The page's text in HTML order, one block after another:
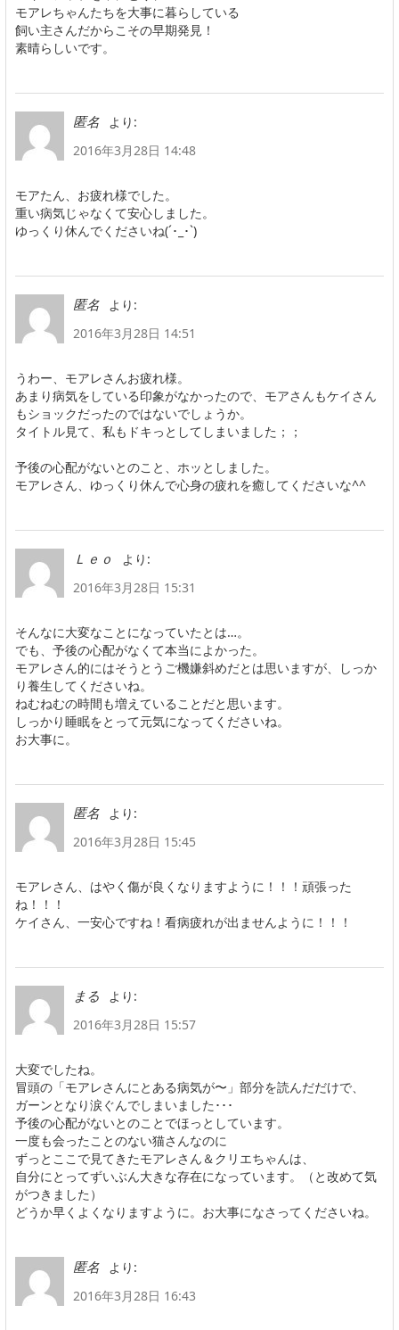
モアレちゃんたちを大事に暮らしている
飼い主さんだからこその早期発見！
素晴らしいです。
匿名
より:
2016年3月28日 14:48
モアたん、お疲れ様でした。
重い病気じゃなくて安心しました。
ゆっくり休んでくださいね(´･_･`)
匿名
より:
2016年3月28日 14:51
うわー、モアレさんお疲れ様。
あまり病気をしている印象がなかったので、モアさんもケイさん
もショックだったのではないでしょうか。
タイトル見て、私もドキっとしてしまいました；；
予後の心配がないとのこと、ホッとしました。
モアレさん、ゆっくり休んで心身の疲れを癒してくださいな^^
Ｌｅｏ
より:
2016年3月28日 15:31
そんなに大変なことになっていたとは…。
でも、予後の心配がなくて本当によかった。
モアレさん的にはそうとうご機嫌斜めだとは思いますが、しっか
り養生してくださいね。
ねむねむの時間も増えていることだと思います。
しっかり睡眠をとって元気になってくださいね。
お大事に。
匿名
より:
2016年3月28日 15:45
モアレさん、はやく傷が良くなりますように！！！頑張った
ね！！！
ケイさん、一安心ですね！看病疲れが出ませんように！！！
まる
より:
2016年3月28日 15:57
大変でしたね。
冒頭の「モアレさんにとある病気が〜」部分を読んだだけで、
ガーンとなり涙ぐんでしまいました･･･
予後の心配がないとのことでほっとしています。
一度も会ったことのない猫さんなのに
ずっとここで見てきたモアレさん＆クリエちゃんは、
自分にとってずいぶん大きな存在になっています。（と改めて気
がつきました）
どうか早くよくなりますように。お大事になさってくださいね。
匿名
より:
2016年3月28日 16:43